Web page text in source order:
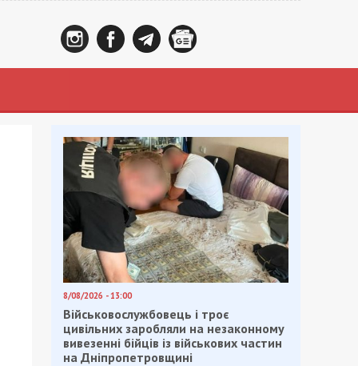
8/08/2026 - 13:00
Військовослужбовець і троє
цивільних заробляли на незаконному
вивезенні бійців із військових частин
на Дніпропетровщині